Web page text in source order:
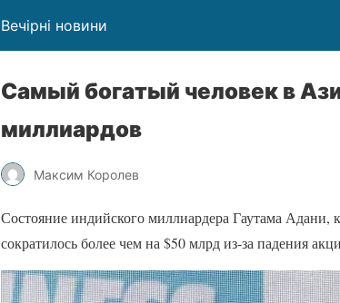
Вечірні новини
Самый богатый человек в
миллиардов
Максим Королев
Состояние индийского миллиардера Гаутама Адани,
сократилось более чем на $50 млрд из-за падения